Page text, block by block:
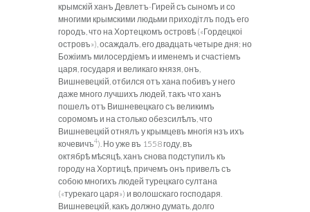
крымскій ханъ Девлетъ-Гирей съ сыномъ и со
многими крымскими людьми приходітлъ подъ его
городъ, что на Хортецкомъ островѣ («Гордецкоі
островъ»), осаждалъ, его двадцать четыре дня; но
Божіимъ милосердіемъ и именемъ и счастіемъ
царя, государя и великаго князя, онъ,
Вишневецкій, отбился отъ хана побивъ унего
даже много лучшихъ людей, такъ что ханъ
пошелъ отъ Вишневецкаго съ великимъ
соромомъ и на столько обезсилѣлъ, что
Вишневецкій отнялъ у крымцевъ многія нзъ ихъ
кочевичъ4). Но уже въ 1558 году, въ
октябрѣ мѣсяцѣ, ханъ снова подступилъ къ
городу на Хортицѣ, причемъ онъ привелъ съ
собою многихъ людей турецкаго султана
(«турекаго царя») и волошскаго господаря.
Вишневецкій, какъ должно думать, долго